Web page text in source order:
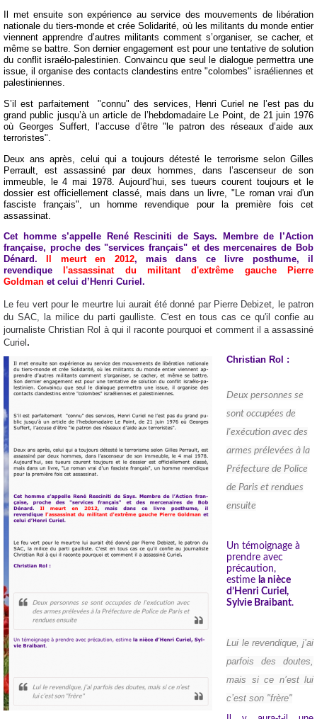
Il met ensuite son expérience au service des mouvements de libération
nationale du tiers-monde et crée Solidarité, où les militants du monde entier
viennent apprendre d’autres militants comment s’organiser, se cacher, et
même se battre. Son dernier engagement est pour une tentative de solution
du conflit israélo-palestinien. Convaincu que seul le dialogue permettra une
issue, il organise des contacts clandestins entre "colombes" israéliennes et
palestiniennes.
S’il est parfaitement "connu" des services, Henri Curiel ne l’est pas du
grand public jusqu’à un article de l’hebdomadaire Le Point, de 21 juin 1976
où Georges Suffert, l’accuse d’être "le patron des réseaux d’aide aux
terroristes".
Deux ans après, celui qui a toujours détesté le terrorisme selon Gilles
Perrault , est assassiné par deux hommes, dans l’ascenseur de son
immeuble, le 4 mai 1978. Aujourd’hui, ses tueurs courent toujours et le
dossier est officiellement classé, mais dans un livre, "Le roman vrai d'un
fasciste français", un homme revendique pour la première fois cet
assassinat.
Cet homme s’appelle René Resciniti de Says. Membre de l’Action
française, proche des "services français" et des mercenaires de Bob
Dénard.
Il meurt en 2012, mais dans ce livre posthume, il
revendique
l'assassinat du militant d'extrême gauche Pierre
Goldman et celui d’Henri Curiel.
Le feu vert pour le meurtre lui aurait été donné par Pierre Debizet, le patron
du SAC, la milice du parti gaulliste. C'est en tous cas ce qu'il confie au
journaliste Christian Rol à qui il raconte pourquoi et comment il a assassiné
Curiel .
Christian Rol :
Deux personnes se
sont occupées de
l'exécution avec des
armes prélevées à la
Préfecture de Police
de Paris et rendues
ensuite
Un témoignage à
prendre avec
précaution,
estime la nièce
d’Henri Curiel,
Sylvie Braibant.
Lui le revendique, j’ai
parfois des doutes,
mais si ce n’est lui
c’est son "frère"